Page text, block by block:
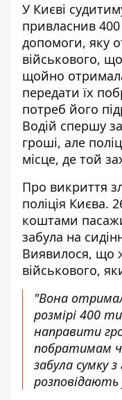
У Києві
привласнив
допомоги, яку
військового,
щойно
передати їх
потреб його
Водій спершу
гроші, але
місце, де той
Про викриття
поліція Києва.
коштами
забула на
Виявилося, що
військового,
"Вона
розмірі 400
направити
побратимам
забула сумку
розповідають